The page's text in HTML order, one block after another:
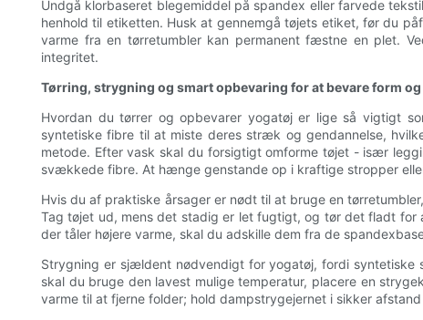
Undgå klorbaseret blegemiddel på spandex eller farvede
henhold til etiketten. Husk at gennemgå tøjets etiket, før du
varme fra en tørretumbler kan permanent fæstne en plet.
integritet.
Tørring, strygning og smart opbevaring for at bevare form
Hvordan du tørrer og opbevarer yogatøj er lige så vigtigt
syntetiske fibre til at miste deres stræk og gendannelse,
metode. Efter vask skal du forsigtigt omforme tøjet - især
svækkede fibre. At hænge genstande op i kraftige stropper
Hvis du af praktiske årsager er nødt til at bruge en
Tag tøjet ud, mens det stadig er let fugtigt, og tør det fladt for
der tåler højere varme, skal du adskille dem fra de
Strygning er sjældent nødvendigt for yogatøj, fordi
skal du bruge den lavest mulige temperatur, placere en
varme til at fjerne folder; hold dampstrygejernet i sikker